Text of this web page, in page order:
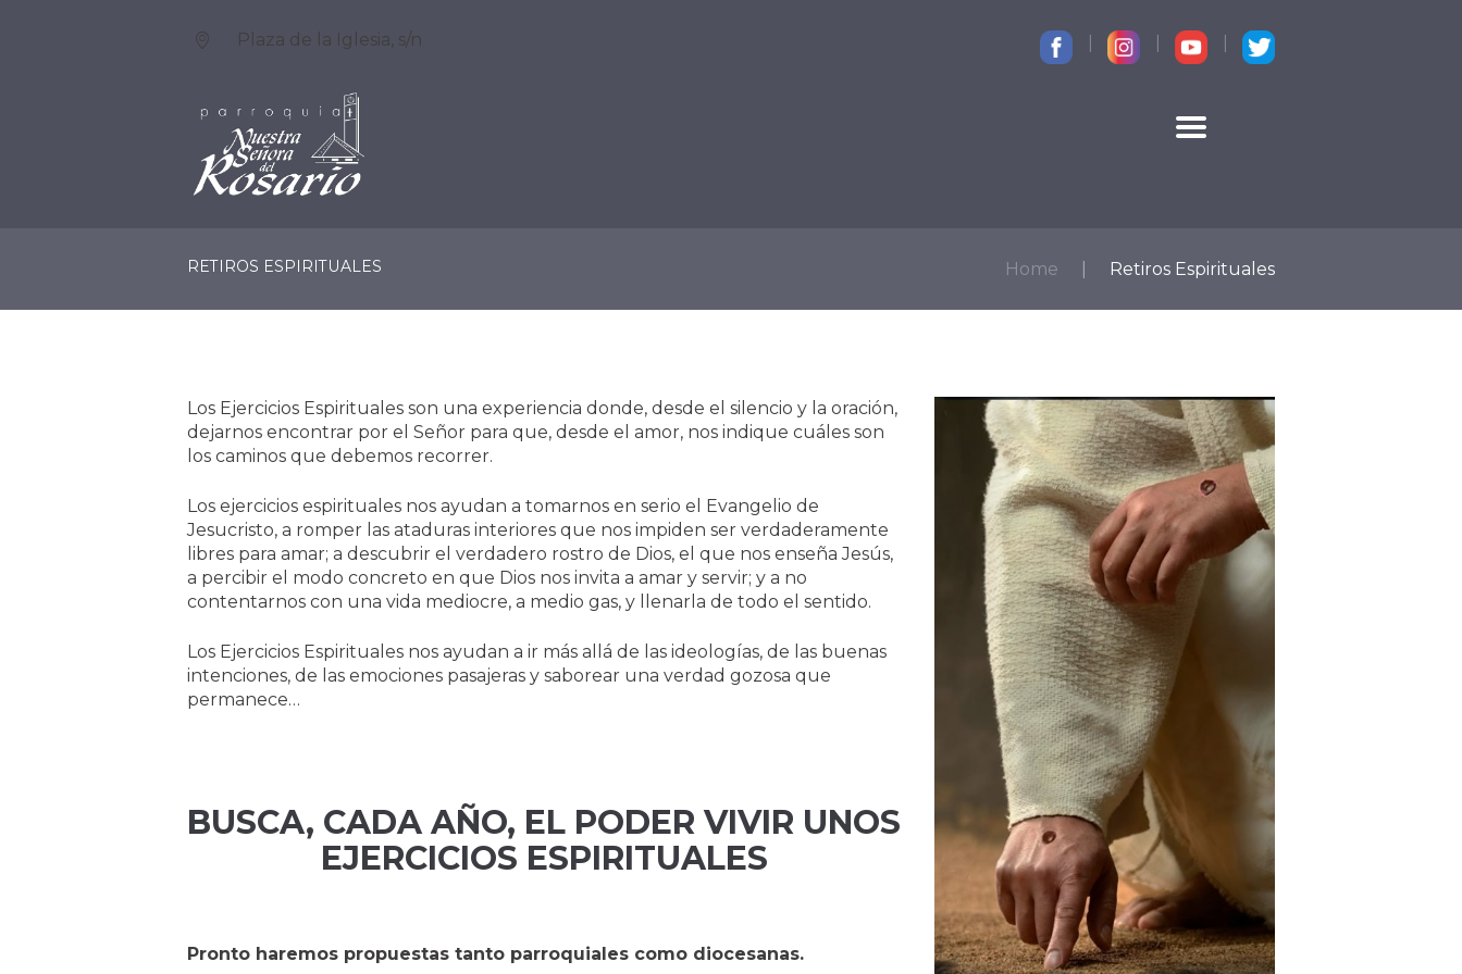
Plaza de la Iglesia, s/n
LA PARROQUIA
RETIROS ESPIRITUALES Home Retiros Espirituales
Los Ejercicios Espirituales son una experiencia donde, desde el silencio y la oración,
dejarnos encontrar por el Señor para que, desde el amor, nos indique cuáles son
los caminos que debemos recorrer.
Los ejercicios espirituales nos ayudan a tomarnos en serio el Evangelio de
Jesucristo, a romper las ataduras interiores que nos impiden ser verdaderamente
libres para amar; a descubrir el verdadero rostro de Dios, el que nos enseña Jesús,
a percibir el modo concreto en que Dios nos invita a amar y servir; y a no
contentarnos con una vida mediocre, a medio gas, y llenarla de todo el sentido.
Los Ejercicios Espirituales nos ayudan a ir más allá de las ideologías, de las buenas
intenciones, de las emociones pasajeras y saborear una verdad gozosa que
permanece…
BUSCA, CADA AÑO, EL PODER VIVIR UNOS
EJERCICIOS ESPIRITUALES
Pronto haremos propuestas tanto parroquiales como diocesanas.